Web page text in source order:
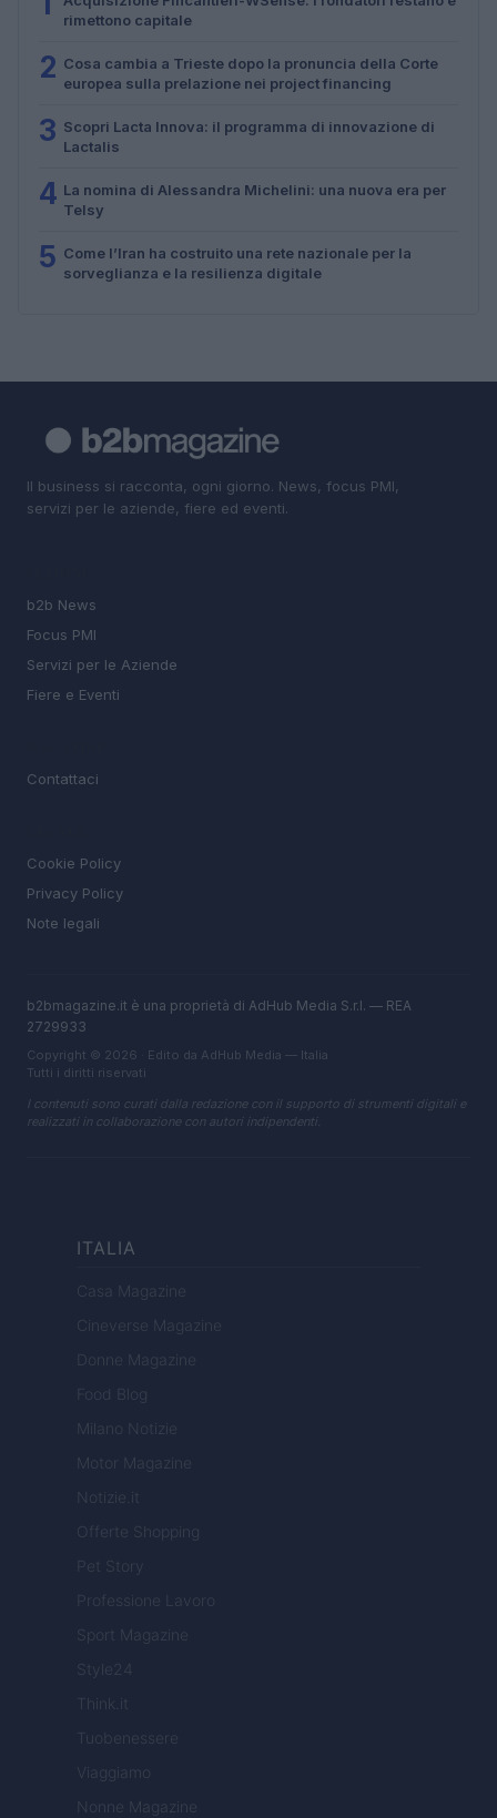
rimettono capitale
2 Cosa cambia a Trieste dopo la pronuncia della Corte
europea sulla prelazione nei project financing
3 Scopri Lacta Innova: il programma di innovazione di
Lactalis
4 La nomina di Alessandra Michelini: una nuova era per
Telsy
5 Come l’Iran ha costruito una rete nazionale per la
sorveglianza e la resilienza digitale
Il business si racconta, ogni giorno. News, focus PMI,
servizi per le aziende, fiere ed eventi.
b2b News
Focus PMI
Servizi per le Aziende
Fiere e Eventi
Contattaci
Cookie Policy
Privacy Policy
Note legali
b2bmagazine.it è una proprietà di AdHub Media S.r.l. — REA
2729933
Copyright © 2026 · Edito da AdHub Media — Italia
Tutti i diritti riservati
I contenuti sono curati dalla redazione con il supporto di strumenti digitali e
realizzati in collaborazione con autori indipendenti.
ITALIA
Casa Magazine
Cineverse Magazine
Donne Magazine
Food Blog
Milano Notizie
Motor Magazine
Notizie.it
Offerte Shopping
Pet Story
Professione Lavoro
Sport Magazine
Style24
Think.it
Tuobenessere
Viaggiamo
Nonne Magazine